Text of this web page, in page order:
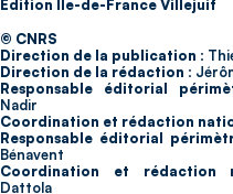
Édition Ile-de-France Villejuif
© CNRS
Direction de la publication :
Direction de la rédaction :
Responsable éditorial
Nadir
Coordination et rédaction
Responsable éditorial
Bénavent
Coordination et rédaction
Dattola